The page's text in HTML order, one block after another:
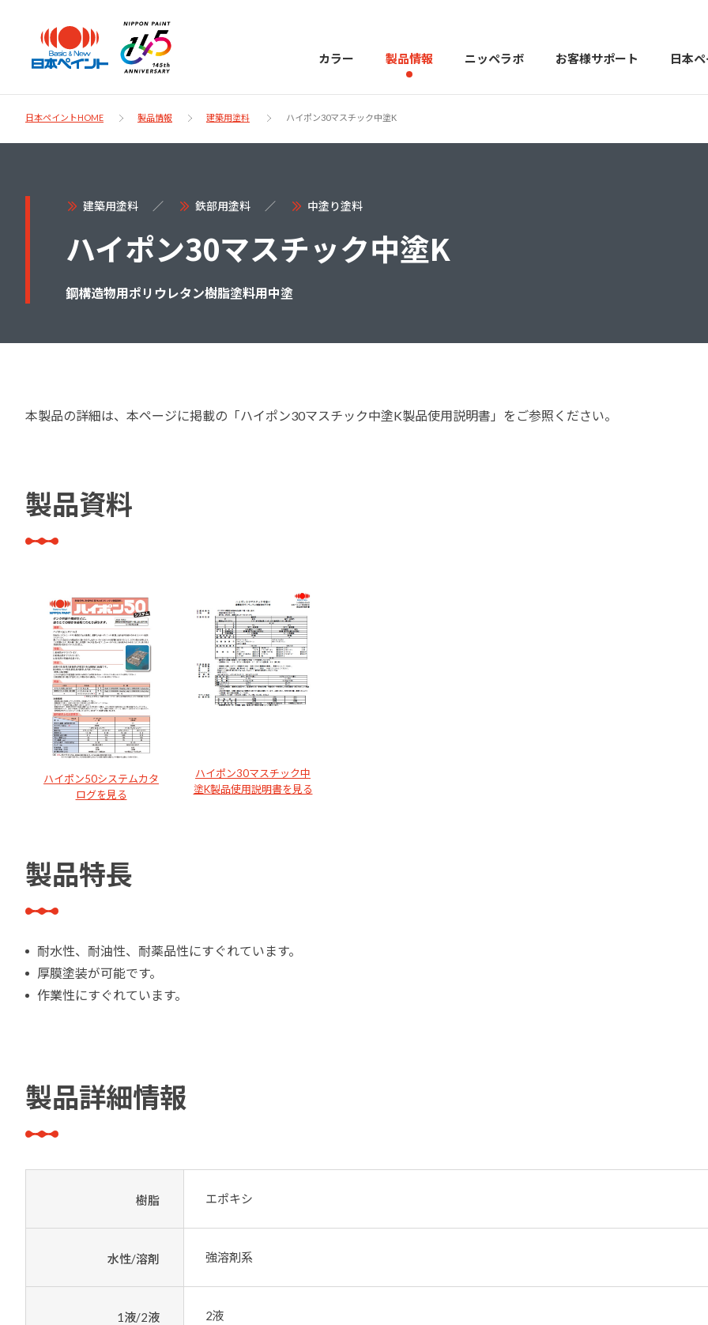
カラー 製品情報
す。
ニッペラボ
ニッペラボ
塗装をする時、施工会社へお願いする時に
紹介します。
お客様サポート
お客様サポー
お問い合わせ
日本
日本ペイント
に
ついて
物や大型構造物用、自動車の補修塗装向け
意匠性とコーティング技術をご提供してま
採用情報 CSR
日本ペイントHOME 製品情報 建築用塗料 ハイポン30マスチック中塗K
建築用塗料 鉄部用塗料 中塗り塗料
ハイポン30マスチック中塗K
鋼構造物用ポリウレタン樹脂塗料用中塗
本製品の詳細は、本ページに掲載の「ハイポン30マスチック中塗K製品使用説明書」をご参照ください。
製品資料
ハイポン50システムカタ
ログを見る
ハイポン30マスチック中
塗K製品使用説明書を見る
製品特長
耐水性、耐油性、耐薬品性にすぐれています。
厚膜塗装が可能です。
作業性にすぐれています。
製品詳細情報
樹脂 エポキシ
水性/溶剤 強溶剤系
1液/2液 2液